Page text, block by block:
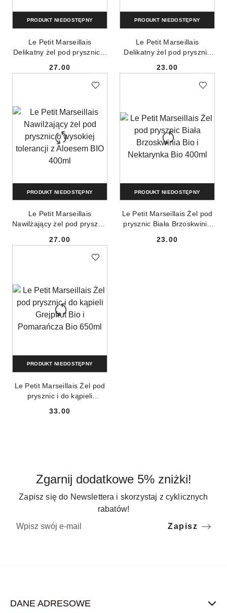
Le Petit Marseillais
Delikatny żel pod prysznic o
Kwiatem Migdału BIO 400ml
Cena:
27.00
PRODUKT NIEDOSTĘPNY
Le Petit Marseillais
Delikatny żel pod prysznic
Cena:
23.00
PRODUKT NIEDOSTĘPNY
Le Petit Marseillais
Nawilżający żel pod prysznic
Aloesem BIO 400ml
Cena:
27.00
PRODUKT NIEDOSTĘPNY
Le Petit Marseillais Żel pod
prysznic Biała Brzoskwinia
Cena:
23.00
PRODUKT NIEDOSTĘPNY
Le Petit Marseillais Żel pod
prysznic i do kąpieli
Bio 650ml
Cena:
33.00
PRODUKT NIEDOSTĘPNY
Zgarnij dodatkowe 5% zniżki!
Zapisz się do Newslettera i skorzystaj z cyklicznych
rabatów!
Zapisz
DANE ADRESOWE